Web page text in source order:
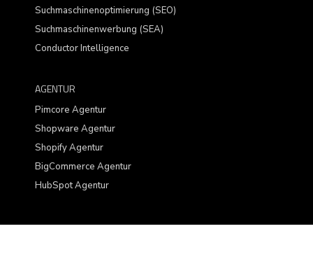
Suchmaschinenoptimierung (SEO)
Suchmaschinenwerbung (SEA)
Conductor Intelligence
AGENTUR
Pimcore Agentur
Shopware Agentur
Shopify Agentur
BigCommerce Agentur
HubSpot Agentur